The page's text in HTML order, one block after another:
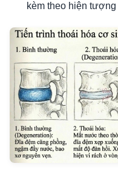
kèm theo hiện